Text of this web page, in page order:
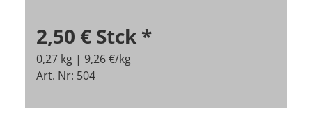
2,50 € Stck *
0,27 kg | 9,26 €/kg
Art. Nr: 504